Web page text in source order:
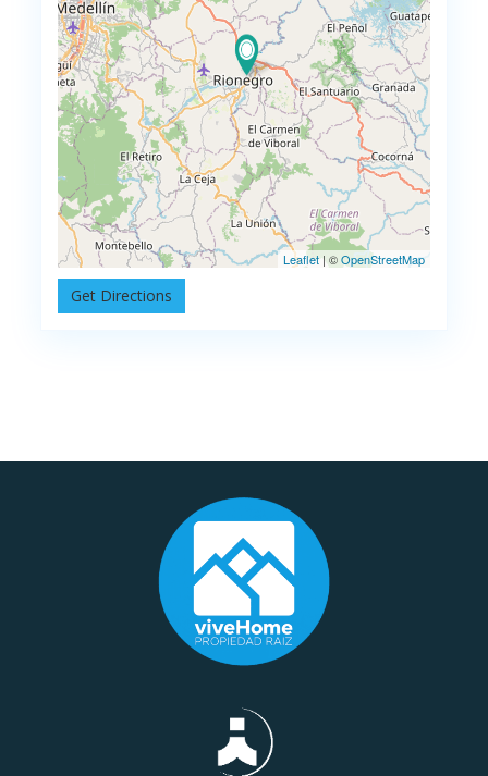
Leaflet| ©OpenStreetMap
Get Directions